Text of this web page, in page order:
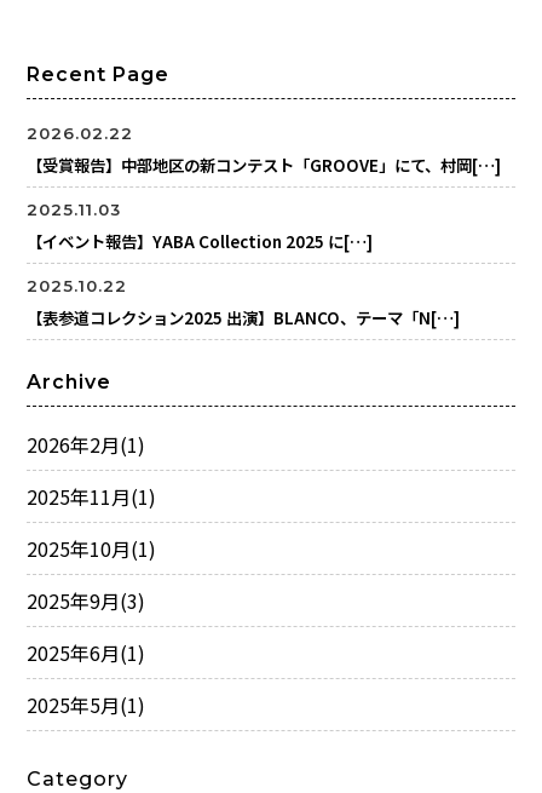
Recent Page
2026.02.22
【受賞報告】中部地区の新コンテスト「GROOVE」にて、村岡[…]
2025.11.03
【イベント報告】YABA Collection 2025 に[…]
2025.10.22
【表参道コレクション2025 出演】BLANCO、テーマ「N[…]
Archive
2026年2月(1)
2025年11月(1)
2025年10月(1)
2025年9月(3)
2025年6月(1)
2025年5月(1)
Category